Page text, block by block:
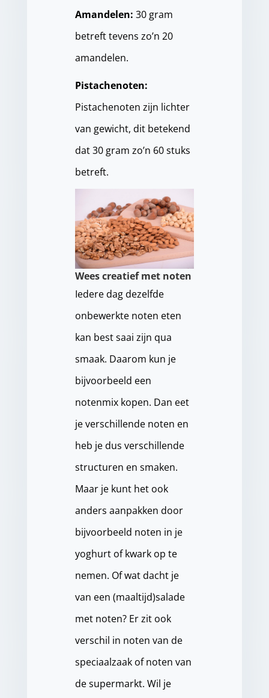
Amandelen: 30 gram
betreft tevens zo’n 20
amandelen.
Pistachenoten:
Pistachenoten zijn lichter
van gewicht, dit betekend
dat 30 gram zo’n 60 stuks
betreft.
Wees creatief met noten
Iedere dag dezelfde
onbewerkte noten eten
kan best saai zijn qua
smaak. Daarom kun je
bijvoorbeeld een
notenmix kopen. Dan eet
je verschillende noten en
heb je dus verschillende
structuren en smaken.
Maar je kunt het ook
anders aanpakken door
bijvoorbeeld noten in je
yoghurt of kwark op te
nemen. Of wat dacht je
van een (maaltijd)salade
met noten? Er zit ook
verschil in noten van de
speciaalzaak of noten van
de supermarkt. Wil je